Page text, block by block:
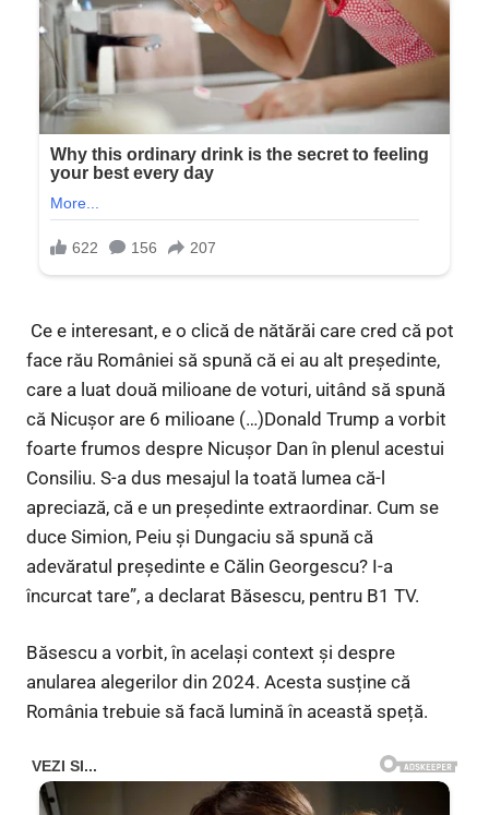
Ce e interesant, e o clică de nătărăi care cred că pot
face rău României să spună că ei au alt președinte,
care a luat două milioane de voturi, uitând să spună
că Nicușor are 6 milioane (…)Donald Trump a vorbit
foarte frumos despre Nicușor Dan în plenul acestui
Consiliu. S-a dus mesajul la toată lumea că-l
apreciază, că e un președinte extraordinar. Cum se
duce Simion, Peiu și Dungaciu să spună că
adevăratul președinte e Călin Georgescu? I-a
încurcat tare”, a declarat Băsescu, pentru B1 TV.
Băsescu a vorbit, în același context și despre
anularea alegerilor din 2024. Acesta susține că
România trebuie să facă lumină în această speță.